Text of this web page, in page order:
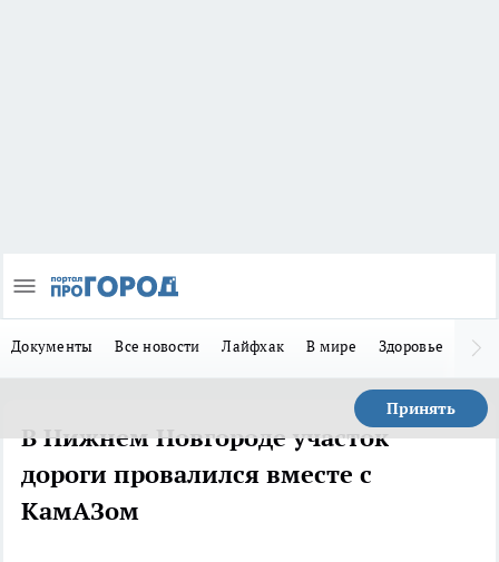
Документы Все новости Лайфхак В мире Здоровье
Принять
В Нижнем Новгороде участок
дороги провалился вместе с
КамАЗом